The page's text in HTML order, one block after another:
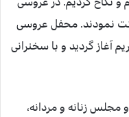
مرد و50 نفر زن شرکت نمودند. محفل عروسی
آغاز گردید و با سخنرانی
زنانه و مردانه،